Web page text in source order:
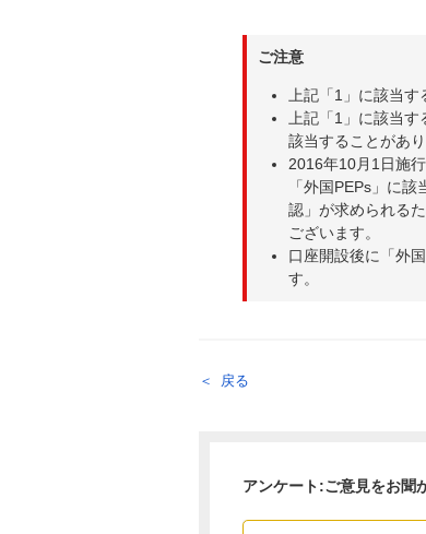
ご注意
上記「1」に該当
上記「1」に該当
該当することがあり
2016年10月1日施
「外国PEPs」に
認」が求められる
ございます。
口座開設後に「外
す。
戻る
アンケート:ご意見をお聞